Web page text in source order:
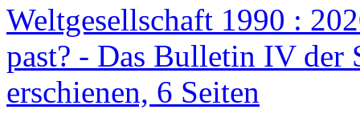
Weltgesellschaft 1990 :
past? - Das Bulletin IV der
erschienen, 6 Seiten